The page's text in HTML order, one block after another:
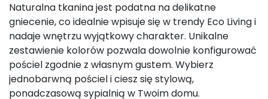
Naturalna tkanina jest podatna na delikatne
gniecenie, co idealnie wpisuje się w trendy Eco Living i
nadaje wnętrzu wyjątkowy charakter. Unikalne
zestawienie kolorów pozwala dowolnie konfigurować
pościel zgodnie z własnym gustem. Wybierz
jednobarwną pościel i ciesz się stylową,
ponadczasową sypialnią w Twoim domu.